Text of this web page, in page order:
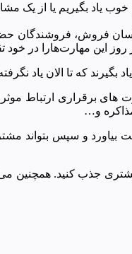
یاد بگیریم یا از یک
فروش، فروشندگان
این مهارت‌هارا در خود
که تا الان یاد
برقراری ارتباط
و…
بیاورد و سپس
جذب کنید. همچنین